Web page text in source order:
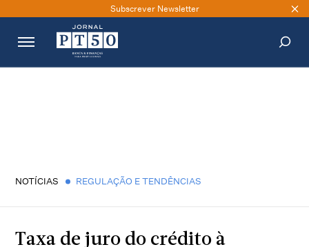
Subscrever Newsletter
NOTÍCIAS REGULAÇÃO E TENDÊNCIAS
Taxa de juro do crédito à